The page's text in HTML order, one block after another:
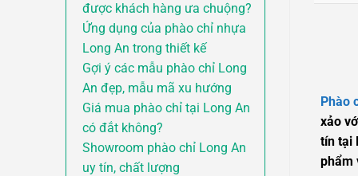
được khách hàng ưa chuộng?
Ứng dụng của phào chỉ nhựa
Long An trong thiết kế
Gợi ý các mẫu phào chỉ Long
An đẹp, mẫu mã xu hướng
Giá mua phào chỉ tại Long An
có đắt không?
Showroom phào chỉ Long An
uy tín, chất lượng
Phào
xảo
tín tại
phẩm